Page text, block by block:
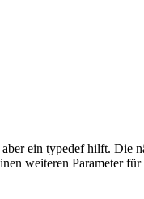
ein typedef hilft. Die
weiteren Parameter